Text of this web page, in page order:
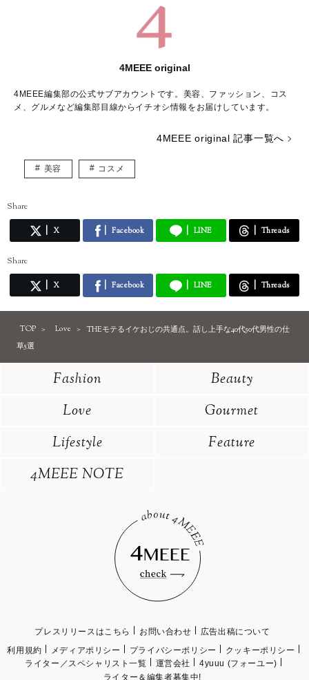
4MEEE original
4MEEE編集部の公式サブアカウントです。美容、ファッション、コス
メ、グルメなど編集部目線からイチオシ情報をお届けしています。
4MEEE original 記事一覧へ
美容 コスメ
Share
X Facebook LINE Threads
Share
X Facebook LINE Threads
TOP Love
THEモテるイケおじの共通点。話し上手な40代50代男性の仕
草5選
Fashion
Beauty
Love
Gourmet
Lifestyle
Feature
4MEEE NOTE
プレスリリースはこちら お問い合わせ
広告出稿について
利用規約
メディアポリシー プライバシーポリシー
クッキーポリシー
ライター／スペシャリスト一覧
運営会社
4yuuu (フォーユー)
ライター＆編集者募集中!